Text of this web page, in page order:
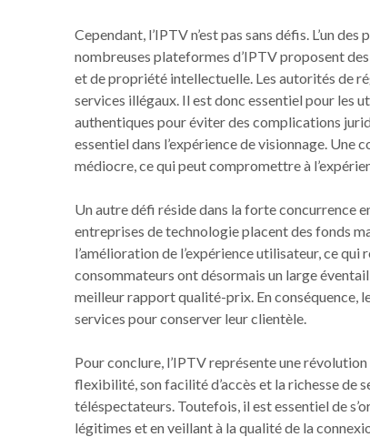
Cependant, l’IPTV n’est pas sans défis. L’un
nombreuses plateformes d’IPTV proposent
et de propriété intellectuelle. Les autorités de
services illégaux. Il est donc essentiel pour les
authentiques pour éviter des complications
essentiel dans l’expérience de visionnage. Une
médiocre, ce qui peut compromettre à
Un autre défi réside dans la forte concurrence
entreprises de technologie placent des fonds
l’amélioration de l’expérience utilisateur, ce
consommateurs ont désormais un large
meilleur rapport qualité-prix. En conséquence,
services pour conserver leur clientèle.
Pour conclure, l’IPTV représente une
flexibilité, son facilité d’accès et la richesse de
téléspectateurs. Toutefois, il est essentiel de
légitimes et en veillant à la qualité de la